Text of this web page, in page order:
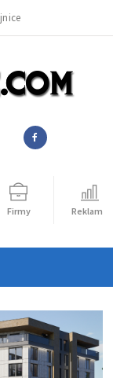
Firmy Reklama